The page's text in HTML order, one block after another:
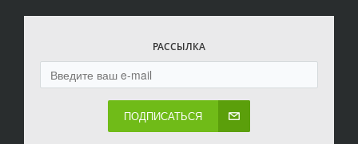
РАССЫЛКА
ПОДПИСАТЬСЯ